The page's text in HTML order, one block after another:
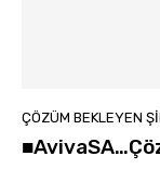
ÇÖZÜM BEKLEYEN